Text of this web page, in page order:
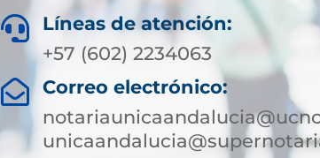

Líneas de atención:
+57 (602) 2234063

Correo electrónico: